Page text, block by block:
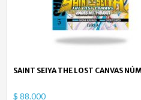
SAINT SEIYA THE LOST CANVAS
$ 88.000